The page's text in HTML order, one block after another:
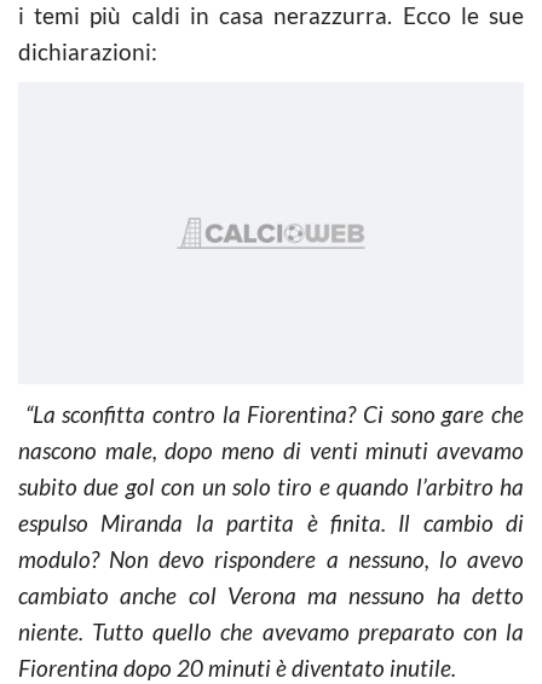
i temi più caldi in casa nerazzurra. Ecco le sue
dichiarazioni:
“La sconfitta contro la Fiorentina? Ci sono gare che
nascono male, dopo meno di venti minuti avevamo
subito due gol con un solo tiro e quando l’arbitro ha
espulso Miranda la partita è finita. Il cambio di
modulo? Non devo rispondere a nessuno, lo avevo
cambiato anche col Verona ma nessuno ha detto
niente. Tutto quello che avevamo preparato con la
Fiorentina dopo 20 minuti è diventato inutile.